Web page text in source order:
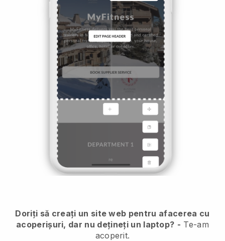
Doriți să creați un site web pentru afacerea cu
acoperișuri, dar nu dețineți un laptop? - Te-am
acoperit.